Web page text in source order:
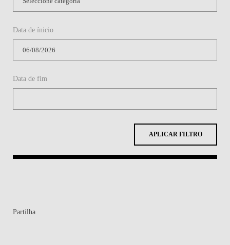
Data de ínicio
Data de fim
APLICAR FILTRO
Partilha